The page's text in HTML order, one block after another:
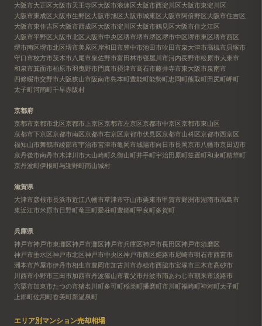
大阪市大正区大阪市天王寺区大阪市浪速区大阪市西淀川区大阪市東淀川区
大阪市東成区大阪市生野区大阪市旭区大阪市城東区大阪市阿倍野区大阪市住吉区
大阪市東住吉区大阪市西成区大阪市淀川区大阪市鶴見区大阪市住之江区
大阪市平野区大阪市北区大阪市中央区堺市堺市堺区堺市中区堺市東区堺市西区
堺市南区堺市北区堺市美原区岸和田市豊中市池田市吹田市泉大津市高槻市 貝塚市
守口市枚方市茨木市八尾市泉佐野市富田林市寝屋川市河内長野市松原市大東市
和泉市箕面市柏原市羽曳野市門真市摂津市高石市藤井寺市東大阪市泉南市
四條畷市交野市大阪狭山市阪南市島本町豊能町能勢町忠岡町熊取町田尻町岬町
太子町河南町千早赤阪村
京都府
京都市京都市北区京都市上京区京都市左京区京都市中京区京都市東山区
京都市下京区京都市南区京都市右京区京都市伏見区京都市山科区京都市西京区
福知山市舞鶴市綾部市宇治市宮津市亀岡市城陽市向日市長岡京市八幡市京田辺市
京丹後市南丹市木津川市大山崎町久御山町井手町宇治田原町笠置町和束町精華町
京丹波町伊根町与謝野町南山城村
滋賀県
大津市彦根市長浜市近江八幡市草津市守山市栗東市甲賀市野洲市湖南市高島市
東近江市米原市日野町竜王町愛荘町豊郷町甲良町多賀町
兵庫県
神戸市神戸市東灘区神戸市灘区神戸市兵庫区神戸市長田区神戸市須磨区
神戸市垂水区神戸市北区神戸市中央区神戸市西区姫路市尼崎市明石市西宮市
洲本市芦屋市伊丹市相生市豊岡市加古川市赤穂市西脇市宝塚市三木市高砂市
川西市小野市三田市加西市丹波篠山市養父市丹波市南あわじ市朝来市淡路市
宍粟市加東市たつの市猪名川町多可町稲美町播磨町市川町福崎町神河町太子町
上郡町佐用町香美町新温泉町
エリア別マンション売却相場